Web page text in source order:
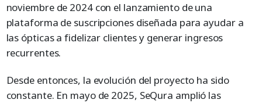
noviembre de 2024 con el lanzamiento de una
plataforma de suscripciones diseñada para ayudar a
las ópticas a fidelizar clientes y generar ingresos
recurrentes.
Desde entonces, la evolución del proyecto ha sido
constante. En mayo de 2025, SeQura amplió las